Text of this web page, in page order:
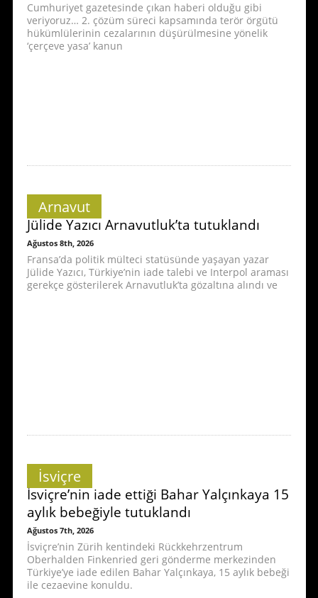
Cumhuriyet gazetesinde çıkan haberi olduğu gibi
veriyoruz… 2. çözüm süreci kapsamında terör örgütü
hükümlülerinin cezalarının düşürülmesine yönelik
‘çerçeve yasa’ kanun
Arnavut
Jülide Yazıcı Arnavutluk’ta tutuklandı
Ağustos 8th, 2026
Fransa’da politik mülteci statüsünde yaşayan yazar
Jülide Yazıcı, Türkiye’nin iade talebi ve Interpol araması
gerekçe gösterilerek Arnavutluk’ta gözaltına alındı ve
İsviçre
İsviçre’nin iade ettiği Bahar Yalçınkaya 15
aylık bebeğiyle tutuklandı
Ağustos 7th, 2026
İsviçre’nin Zürih kentindeki Rückkehrzentrum
Oberhalden Finkenried geri gönderme merkezinden
Türkiye’ye iade edilen Bahar Yalçınkaya, 15 aylık bebeği
ile cezaevine konuldu.